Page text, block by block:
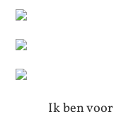
Ik ben